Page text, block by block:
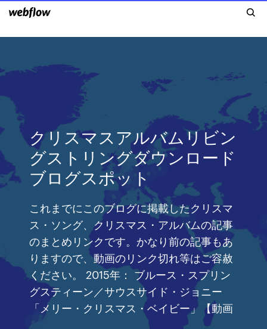
クリスマスアルバムリビン
グストリングダウンロード
ブログスポット
これまでにこのブログに掲載したクリスマ
ス・ソング、クリスマス・アルバムの記事
のまとめリンクです。かなり前の記事もあ
りますので、動画のリンク切れ等はご容赦
ください。 2015年： ブルース・スプリン
グスティーン／サウスサイド・ジョニー
「メリー・クリスマス・ベイビー」【動画